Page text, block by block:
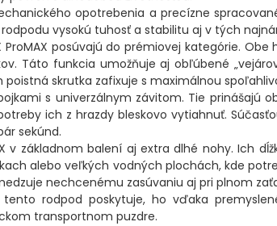
opotrebenia a precízne
vysokú tuhosť a stabilitu aj v tých
posúvajú do prémiovej kategórie.
Táto funkcia umožňuje aj obľúbené
skrutka zafixuje s maximálnou
s univerzálnym závitom. Tie prinášajú
ich z hrazdy bleskovo vytiahnuť.
sekúnd.
v základnom balení aj extra dlhé nohy. Ich
alebo veľkých vodných plochách, kde
nechcenému zasúvaniu aj pri plnom
rodpod poskytuje, ho vďaka
transportnom puzdre.